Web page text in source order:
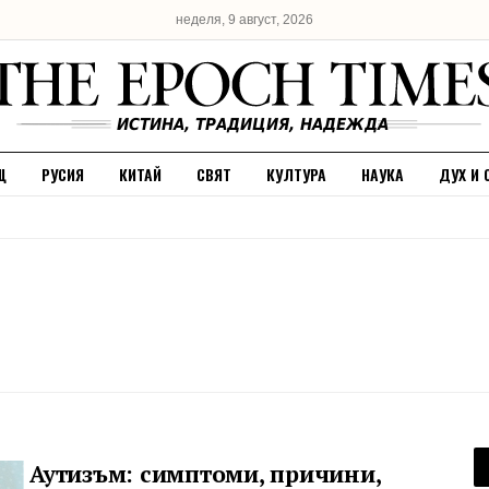
неделя, 9 август, 2026
РУСИЯ КИТАЙ СВЯТ КУЛТУРА НАУКА ДУХ И
Аутизъм: симптоми, причини,